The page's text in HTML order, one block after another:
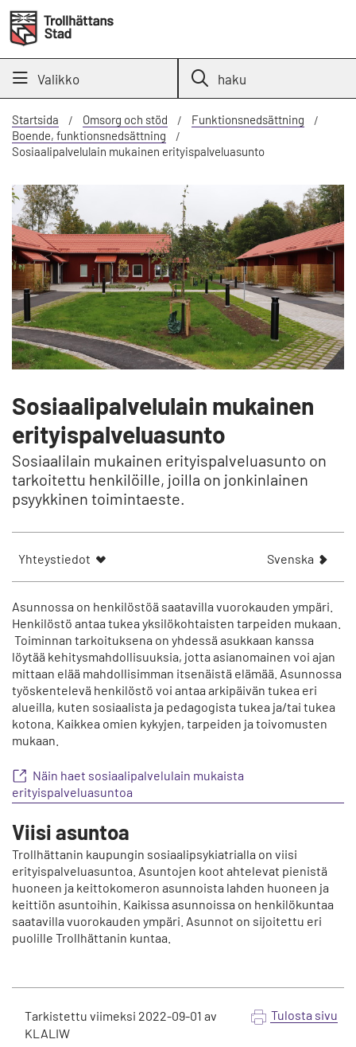
Valikko haku
Startsida Omsorg och stöd
Funktionsnedsättning
Boende, funktionsnedsättning
Sosiaalipalvelulain mukainen erityispalveluasunto
Sosiaalipalvelulain mukainen
erityispalveluasunto
Sosiaalilain mukainen erityispalveluasunto on
tarkoitettu henkilöille, joilla on jonkinlainen
psyykkinen toimintaeste.
Yhteystiedot
V
s
a
a
r
t
i
k
e
l
Svenska
Asunnossa on henkilöstöä saatavilla vuorokauden ympäri.
Henkilöstö antaa tukea yksilökohtaisten tarpeiden mukaan.
Toiminnan tarkoituksena on yhdessä asukkaan kanssa
löytää kehitysmahdollisuuksia, jotta asianomainen voi ajan
mittaan elää mahdollisimman itsenäistä elämää. Asunnossa
työskentelevä henkilöstö voi antaa arkipäivän tukea eri
alueilla, kuten sosiaalista ja pedagogista tukea ja/tai tukea
kotona. Kaikkea omien kykyjen, tarpeiden ja toivomusten
mukaan.
Näin haet sosiaalipalvelulain mukaista
erityispalveluasuntoa
Viisi asuntoa
Trollhättanin kaupungin sosiaalipsykiatrialla on viisi
erityispalveluasuntoa. Asuntojen koot ahtelevat pienistä
huoneen ja keittokomeron asunnoista lahden huoneen ja
keittiön asuntoihin. Kaikissa asunnoissa on henkilökuntaa
saatavilla vuorokauden ympäri. Asunnot on sijoitettu eri
puolille Trollhättanin kuntaa.
Tarkistettu viimeksi 2022-09-01 av
KLALIW
Tulosta sivu